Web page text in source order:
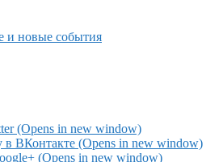
и новые события
(Opens in new window)
в ВКонтакте (Opens in new window)
(Opens in new window)